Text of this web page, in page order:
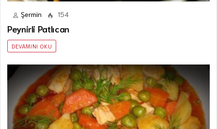
Şermin 154
Peynirli Patlıcan
DEVAMINI OKU